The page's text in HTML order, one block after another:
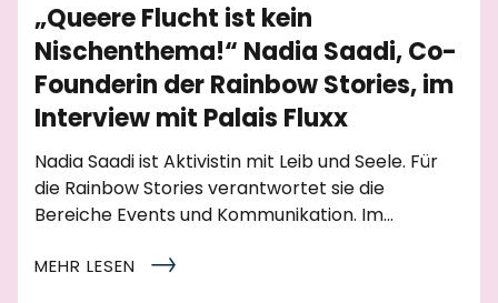
„Queere Flucht ist kein
Nischenthema!“ Nadia Saadi, Co-
Founderin der Rainbow Stories, im
Interview mit Palais Fluxx
Nadia Saadi ist Aktivistin mit Leib und Seele. Für
die Rainbow Stories verantwortet sie die
Bereiche Events und Kommunikation. Im…
MEHR LESEN